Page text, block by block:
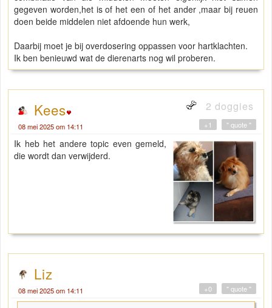
gegeven worden,het is of het een of het ander ,maar bij reuen
doen beide middelen niet afdoende hun werk,
Daarbij moet je bij overdosering oppassen voor hartklachten.
Ik ben benieuwd wat de dierenarts nog wil proberen.
Kees 2 doggies
08 mei 2025 om 14:11 " quote "
+1
Ik heb het andere topic even gemeld,
die wordt dan verwijderd.
Liz
08 mei 2025 om 14:11 " quote "
+0